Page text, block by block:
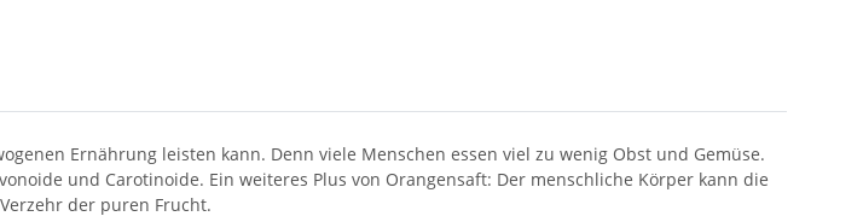
Ernährung leisten kann. Denn viele Menschen essen viel zu wenig Obst und Gemüse.
und Carotinoide. Ein weiteres Plus von Orangensaft: Der menschliche Körper kann die
der puren Frucht.